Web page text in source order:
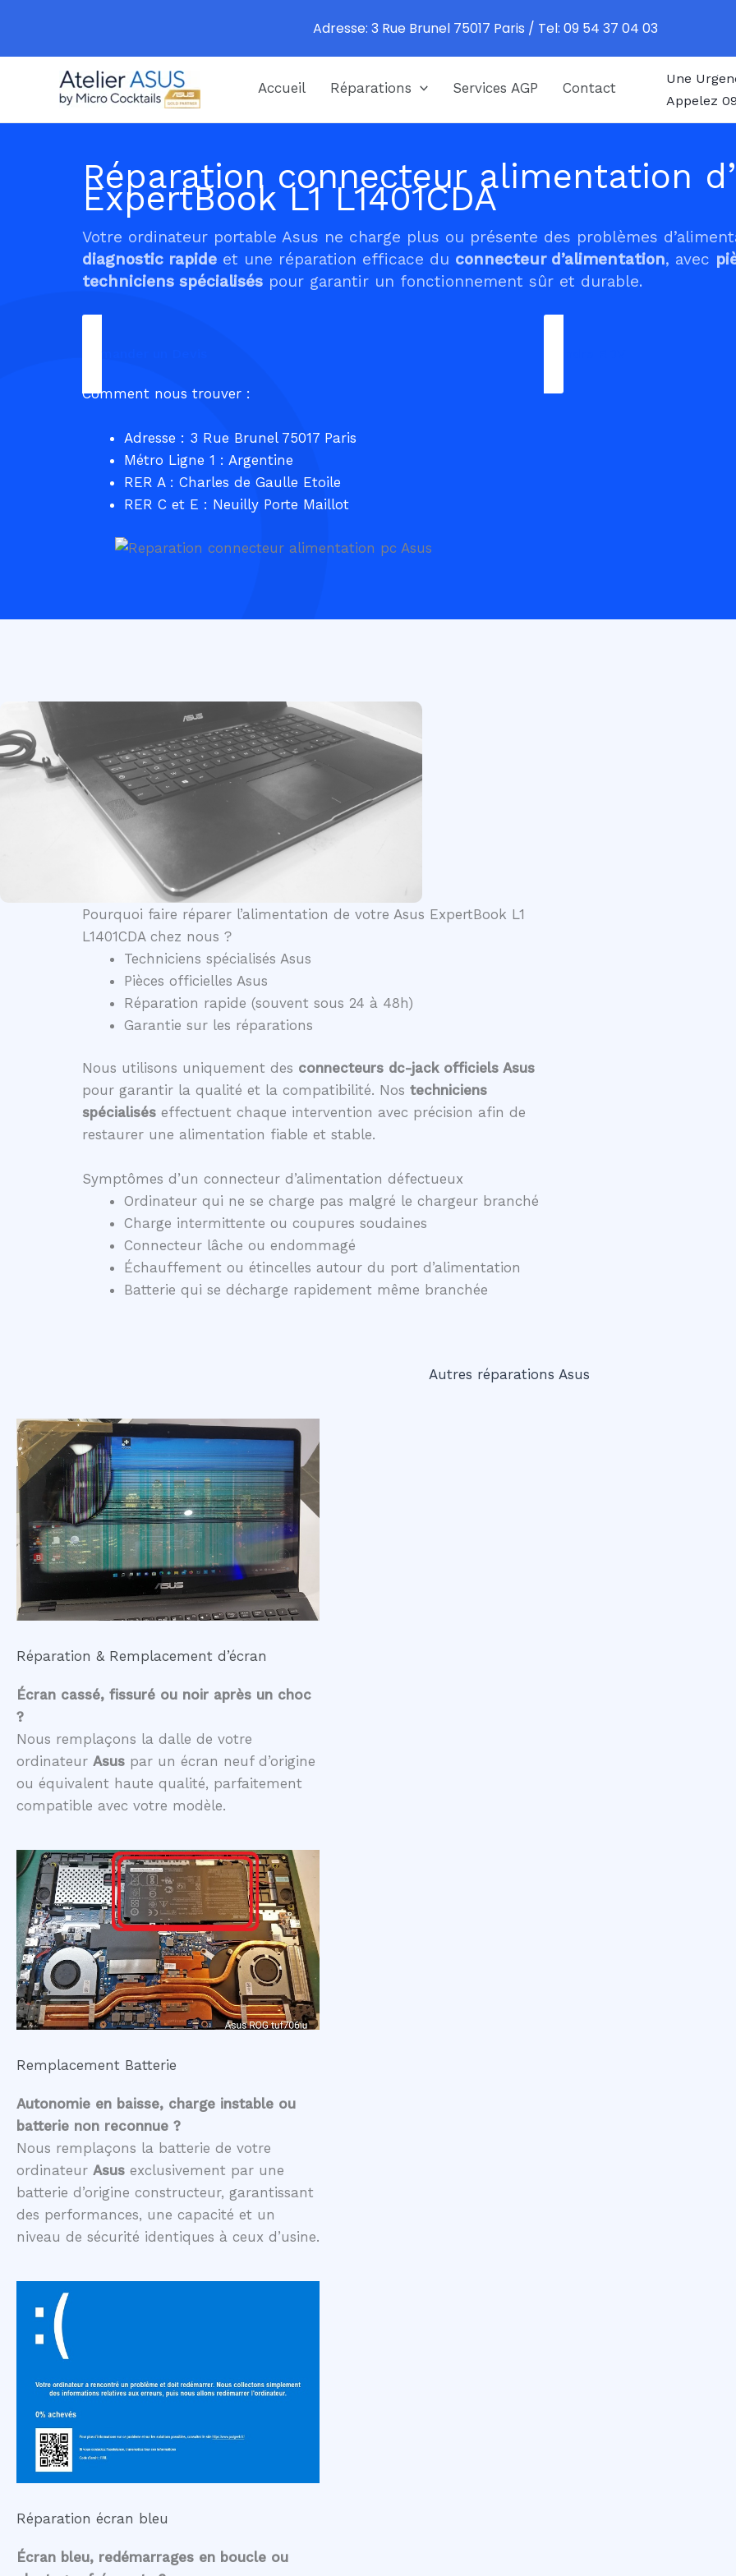
Accueil Réparations Services AGP Contact
Une
Appelez
Réparation connecteur alimentation
ExpertBook L1 L1401CDA
Votre ordinateur portable Asus ne charge plus ou présente des problèmes
diagnostic rapide et une réparation efficace du connecteur d’alimentation, avec
techniciens spécialisés pour garantir un fonctionnement sûr et durable.
Comment nous trouver :
Adresse : 3 Rue Brunel 75017 Paris
Métro Ligne 1 : Argentine
RER A : Charles de Gaulle Etoile
RER C et E : Neuilly Porte Maillot
Pourquoi faire réparer l’alimentation de votre Asus ExpertBook L1
L1401CDA chez nous ?
Techniciens spécialisés Asus
Pièces officielles Asus
Réparation rapide (souvent sous 24 à 48h)
Garantie sur les réparations
Nous utilisons uniquement des connecteurs dc-jack officiels Asus
pour garantir la qualité et la compatibilité. Nos techniciens
spécialisés effectuent chaque intervention avec précision afin de
restaurer une alimentation fiable et stable.
Symptômes d’un connecteur d’alimentation défectueux
Ordinateur qui ne se charge pas malgré le chargeur branché
Charge intermittente ou coupures soudaines
Connecteur lâche ou endommagé
Échauffement ou étincelles autour du port d’alimentation
Batterie qui se décharge rapidement même branchée
Autres réparations Asus
Réparation & Remplacement d’écran
Écran cassé, fissuré ou noir après un choc
?
Nous remplaçons la dalle de votre
ordinateur Asus par un écran neuf d’origine
ou équivalent haute qualité, parfaitement
compatible avec votre modèle.
Remplacement Batterie
Autonomie en baisse, charge instable ou
batterie non reconnue ?
Nous remplaçons la batterie de votre
ordinateur Asus exclusivement par une
batterie d’origine constructeur, garantissant
des performances, une capacité et un
niveau de sécurité identiques à ceux d’usine.
Réparation écran bleu
Écran bleu, redémarrages en boucle ou
Adresse: 3 Rue Brunel 75017 Paris / Tel: 09 54 37 04 03